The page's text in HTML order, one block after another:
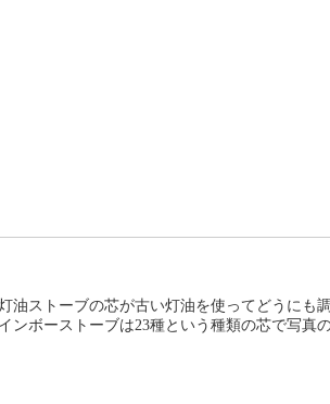
油ストーブの芯が古い灯油を使ってどうにも
ボーストーブは23種という種類の芯で写真の